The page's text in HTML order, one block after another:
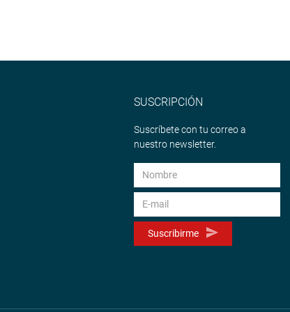
SUSCRIPCIÓN
Suscríbete con tu correo a
nuestro newsletter.
Suscribirme